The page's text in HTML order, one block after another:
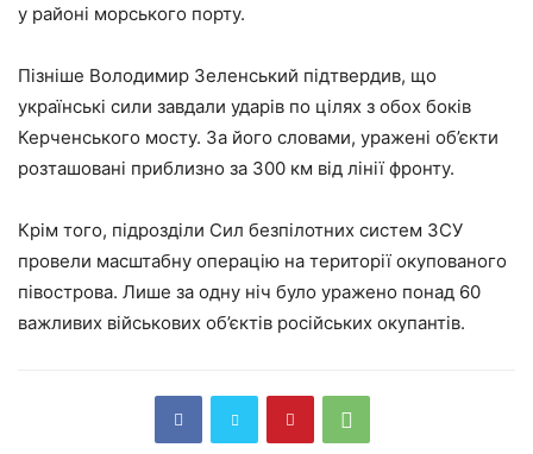
у районі морського порту.
Пізніше Володимир Зеленський підтвердив, що
українські сили завдали ударів по цілях з обох боків
Керченського мосту. За його словами, уражені об’єкти
розташовані приблизно за 300 км від лінії фронту.
Крім того, підрозділи Сил безпілотних систем ЗСУ
провели масштабну операцію на території окупованого
півострова. Лише за одну ніч було уражено понад 60
важливих військових об’єктів російських окупантів.